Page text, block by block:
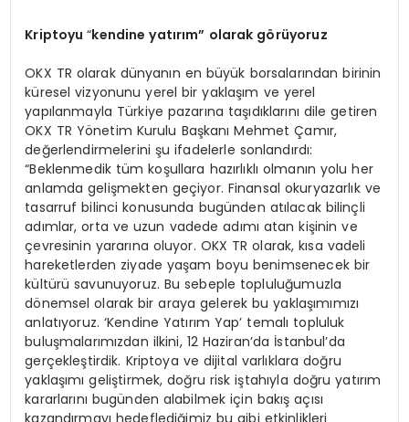
Kriptoyu“kendine yatırım” olarak görüyoruz
OKX TR olarak dünyanın en büyük borsalarından birinin
küresel vizyonunu yerel bir yaklaşım ve yerel
yapılanmayla Türkiye pazarına taşıdıklarını dile getiren
OKX TR Yönetim Kurulu Başkanı Mehmet Çamır,
değerlendirmelerini şu ifadelerle sonlandırdı:
“Beklenmedik tüm koşullara hazırlıklı olmanın yolu her
anlamda gelişmekten geçiyor. Finansal okuryazarlık ve
tasarruf bilinci konusunda bugünden atılacak bilinçli
adımlar, orta ve uzun vadede adımı atan kişinin ve
çevresinin yararına oluyor. OKX TR olarak, kısa vadeli
hareketlerden ziyade yaşam boyu benimsenecek bir
kültürü savunuyoruz. Bu sebeple topluluğumuzla
dönemsel olarak bir araya gelerek bu yaklaşımımızı
anlatıyoruz. ‘Kendine Yatırım Yap’ temalı topluluk
buluşmalarımızdan ilkini, 12 Haziran’da İstanbul’da
gerçekleştirdik. Kriptoya ve dijital varlıklara doğru
yaklaşımı geliştirmek, doğru risk iştahıyla doğru yatırım
kararlarını bugünden alabilmek için bakış açısı